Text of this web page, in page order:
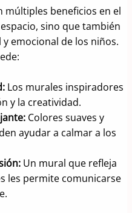
múltiples beneficios en el
sino que también
emocional de los niños.
Los murales inspiradores
y la creatividad.
Colores suaves y
ayudar a calmar a los
Un mural que refleja
les permite comunicarse